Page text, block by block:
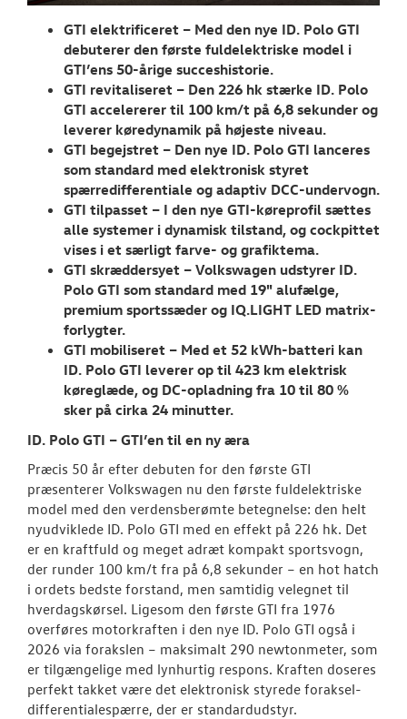
Tilmeld dig
Danmarks
OM OS
GTI elektrificeret – Med den nye ID. Polo GTI
debuterer den første fuldelektriske model i
GTI’ens 50-årige succeshistorie.
GTI revitaliseret – Den 226 hk stærke ID. Polo
GTI accelererer til 100 km/t på 6,8 sekunder og
leverer køredynamik på højeste niveau.
GTI begejstret – Den nye ID. Polo GTI lanceres
som standard med elektronisk styret
spærredifferentiale og adaptiv DCC-undervogn.
GTI tilpasset – I den nye GTI-køreprofil sættes
alle systemer i dynamisk tilstand, og cockpittet
vises i et særligt farve- og grafiktema.
GTI skræddersyet – Volkswagen udstyrer ID.
Polo GTI som standard med 19" alufælge,
premium sportssæder og IQ.LIGHT LED matrix-
forlygter.
GTI mobiliseret – Med et 52 kWh-batteri kan
ID. Polo GTI leverer op til 423 km elektrisk
køreglæde, og DC-opladning fra 10 til 80 %
sker på cirka 24 minutter.
ID. Polo GTI – GTI’en til en ny æra
Præcis 50 år efter debuten for den første GTI
præsenterer Volkswagen nu den første fuldelektriske
model med den verdensberømte betegnelse: den helt
nyudviklede ID. Polo GTI med en effekt på 226 hk. Det
er en kraftfuld og meget adræt kompakt sportsvogn,
der runder 100 km/t fra på 6,8 sekunder – en hot hatch
i ordets bedste forstand, men samtidig velegnet til
hverdagskørsel. Ligesom den første GTI fra 1976
overføres motorkraften i den nye ID. Polo GTI også i
2026 via forakslen – maksimalt 290 newtonmeter, som
er tilgængelige med lynhurtig respons. Kraften doseres
perfekt takket være det elektronisk styrede foraksel-
differentialespærre, der er standardudstyr.